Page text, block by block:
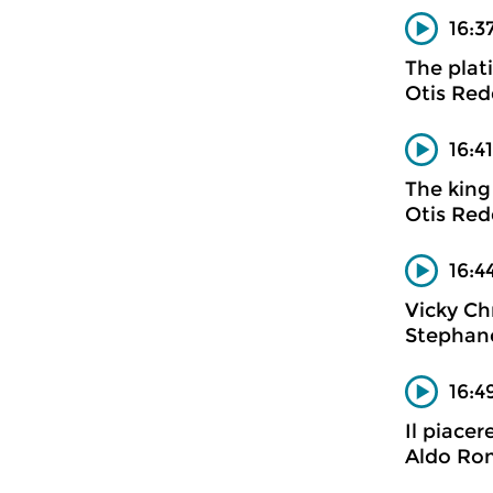
The
Otis
The
Otis
Vicky
Il
Aldo